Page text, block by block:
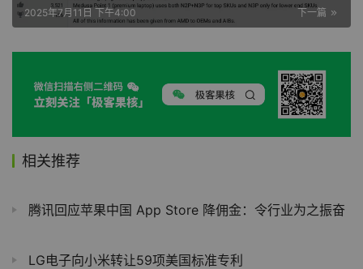
下一篇
2025年7月11日 下午4:00
相关推荐
腾讯回应苹果中国 App Store 降佣金：令行业为之振奋
LG电子向小米转让59项美国标准专利